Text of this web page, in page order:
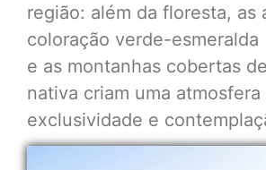
região: além da floresta, as
coloração verde-esmeralda
e as montanhas cobertas
nativa criam uma atmosfera
exclusividade e